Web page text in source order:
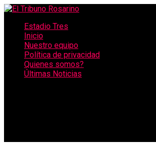
Estadio Tres
Inicio
Nuestro equipo
Política de privacidad
Quienes somos?
Últimas Noticias